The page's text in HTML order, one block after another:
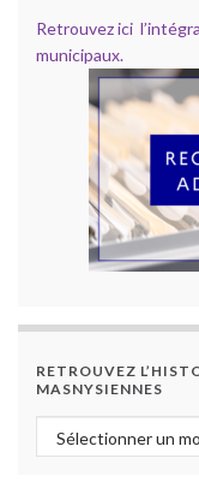
Retrouvez ici
municipaux.
RETROUVEZ
MASNYSIENNES
Retrouvez